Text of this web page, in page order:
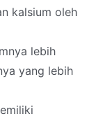
kalsium oleh
lebih
yang lebih